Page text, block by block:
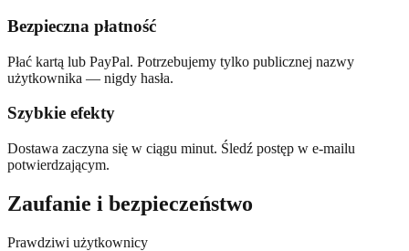
Bezpieczna płatność
Płać kartą lub PayPal. Potrzebujemy tylko publicznej nazwy
użytkownika — nigdy hasła.
Szybkie efekty
Dostawa zaczyna się w ciągu minut. Śledź postęp w e-mailu
potwierdzającym.
Zaufanie i bezpieczeństwo
Prawdziwi użytkownicy